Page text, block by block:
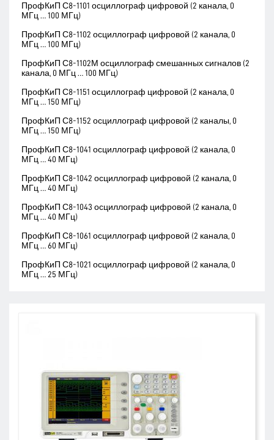
ПрофКиП С8-1101 осциллограф цифровой (2 канала, 0
МГц … 100 МГц)
ПрофКиП С8-1102 осциллограф цифровой (2 канала, 0
МГц … 100 МГц)
ПрофКиП С8-1102М осциллограф смешанных сигналов (2
канала, 0 МГц … 100 МГц)
ПрофКиП С8-1151 осциллограф цифровой (2 канала, 0
МГц … 150 МГц)
ПрофКиП С8-1152 осциллограф цифровой (2 каналы, 0
МГц … 150 МГц)
ПрофКиП С8-1041 осциллограф цифровой (2 канала, 0
МГц … 40 МГц)
ПрофКиП С8-1042 осциллограф цифровой (2 канала, 0
МГц … 40 МГц)
ПрофКиП С8-1043 осциллограф цифровой (2 канала, 0
МГц … 40 МГц)
ПрофКиП С8-1061 осциллограф цифровой (2 канала, 0
МГц … 60 МГц)
ПрофКиП С8-1021 осциллограф цифровой (2 канала, 0
МГц … 25 МГц)